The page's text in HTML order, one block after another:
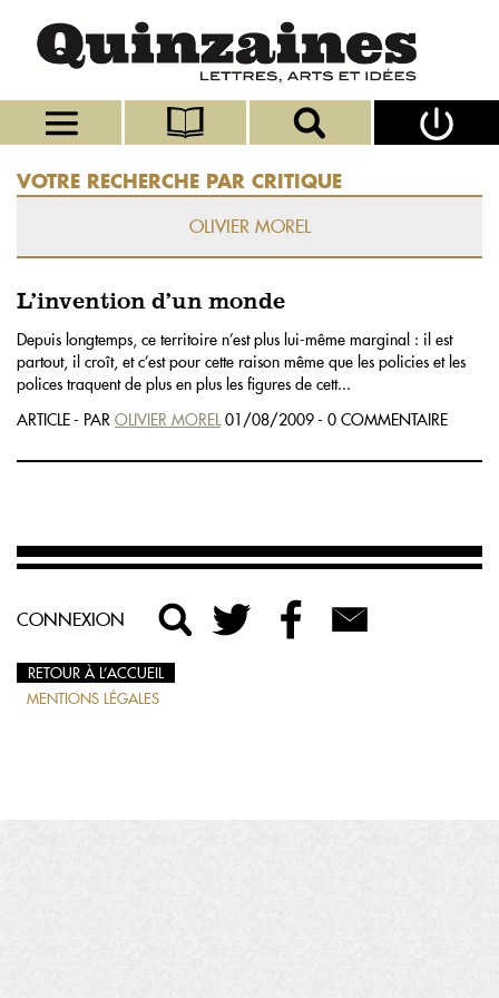
VOTRE RECHERCHE PAR CRITIQUE
OLIVIER MOREL
L’invention d’un monde
Depuis longtemps, ce territoire n’est plus lui-même marginal : il est
partout, il croît, et c’est pour cette raison même que les policies et les
polices traquent de plus en plus les figures de cett...
ARTICLE - PAR OLIVIER MOREL01/08/2009 - 0 COMMENTAIRE
CONNEXION
RETOUR À L’ACCUEIL
MENTIONS LÉGALES